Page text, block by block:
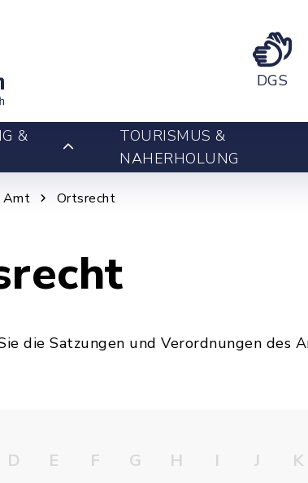
DGS
&
TOURISMUS &
NAHERHOLUNG
Amt Ortsrecht
die Satzungen und Verordnungen des
D E F G H I J K